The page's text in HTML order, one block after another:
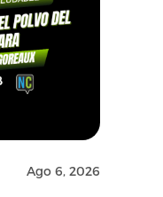
Ago 6, 2026